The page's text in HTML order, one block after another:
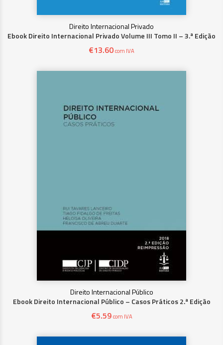
Direito Internacional Privado
Ebook Direito Internacional Privado Volume III Tomo II – 3.ª Edição
€13.60com IVA
Direito Internacional Público
Ebook Direito Internacional Público – Casos Práticos 2.ª Edição
€5.59 com IVA